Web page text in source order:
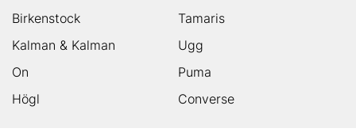
Birkenstock
Tamaris
Kalman & Kalman
Ugg
On
Puma
Högl
Converse